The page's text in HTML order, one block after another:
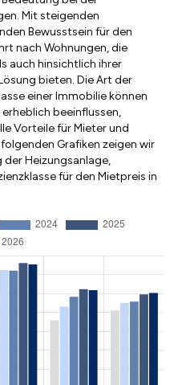
Mit steigenden
Bewusstsein für den
nach Wohnungen, die
auch hinsichtlich ihrer
bieten. Die Art der
einer Immobilie können
beeinflussen,
Vorteile für Mieter und
Grafiken zeigen wir
der Heizungsanlage,
für den Mietpreis in